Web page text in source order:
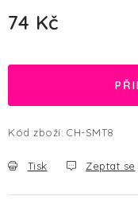
74 Kč
Kód zboží: CH-SMT8
Tisk Zeptat se